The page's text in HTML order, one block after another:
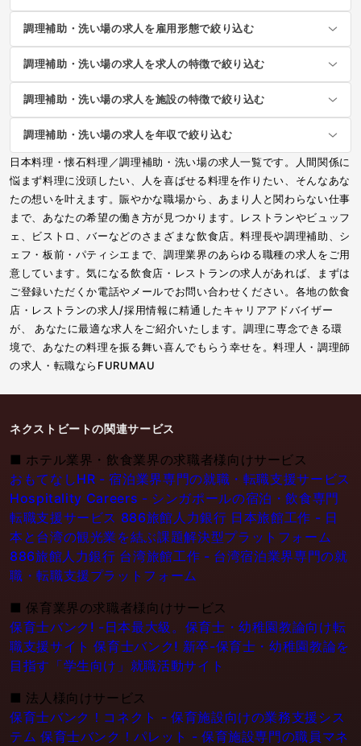
調理補助・洗い場の求人を雇用形態で絞り込む
調理補助・洗い場の求人を求人の特徴で絞り込む
調理補助・洗い場の求人を施設の特徴で絞り込む
調理補助・洗い場の求人を年収で絞り込む
日本料理・懐石料理／調理補助・洗い場の求人一覧です。人間関係に
悩まず料理に没頭したい、人を喜ばせる料理を作りたい、そんなあな
たの想いを叶えます。賑やかな職場から、あまり人と関わらない仕事
まで、あなたの希望の働き方が見つかります。レストランやビュッフ
ェ、ビストロ、バーなどのさまざまな飲食店。料理長や調理補助、シ
ェフ・板前・パティシエまで、調理業界のあらゆる職種の求人をご用
意しています。気になる飲食店・レストランの求人があれば、まずは
ご登録いただくか電話やメールでお問い合わせください。各地の飲食
店・レストランの求人/採用情報に精通したキャリアアドバイザー
が、 あなたに最適な求人をご紹介いたします。調理に専念できる環
境で、あなたの料理を振る舞い喜んでもらう幸せを。料理人・調理師
の求人・転職ならFURUMAU
ネクストビートの関連サービス
■ ホテル業界・飲食業界の求職者様向けサービス
おもてなしHR - 宿泊業界専門の就職・転職支援サービス
Hospitality Careers - シンガポールの宿泊・飲食専門
転職支援サービス 886旅館人力銀行 日本旅館工作 - 日
本と台湾の観光業を結ぶ課題解決型プラットフォーム
886旅館人力銀行 台湾旅館工作 - 台湾宿泊業界専門の就
職・転職支援プラットフォーム
■ 保育業界の求職者様向けサービス
保育士バンク! -日本最大級。保育士・幼稚園教論向け転
職支援サイト 保育士バンク! 新卒-保育士・幼稚園教論を
目指す「学生向け」就職活動サイト
■ 法人様向けサービス
保育士バンク！コネクト - 保育施設向けの業務支援シス
テム 保育士バンク！パレット - 保育施設専門の職員マネ